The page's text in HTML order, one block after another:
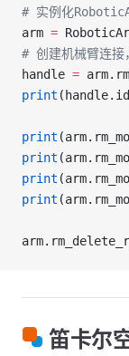
# 实例化
arm =
# 创建机械臂连接
handle =
print
print
print
print
print
笛卡尔